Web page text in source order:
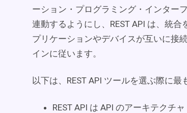
ーション・プログラミング・インター
連動するようにし、REST API は、統
プリケーションやデバイスが互いに接
インに従います。
以下は、REST API ツールを選ぶ際に最
REST API は API のアーキテクチ